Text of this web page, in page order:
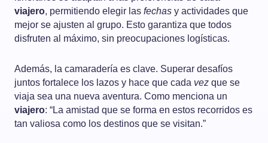
viajero, permitiendo elegir las fechas y actividades que
mejor se ajusten al grupo. Esto garantiza que todos
disfruten al máximo, sin preocupaciones logísticas.
Además, la camaradería es clave. Superar desafíos
juntos fortalece los lazos y hace que cada vez que se
viaja sea una nueva aventura. Como menciona un
viajero: “La amistad que se forma en estos recorridos es
tan valiosa como los destinos que se visitan.”